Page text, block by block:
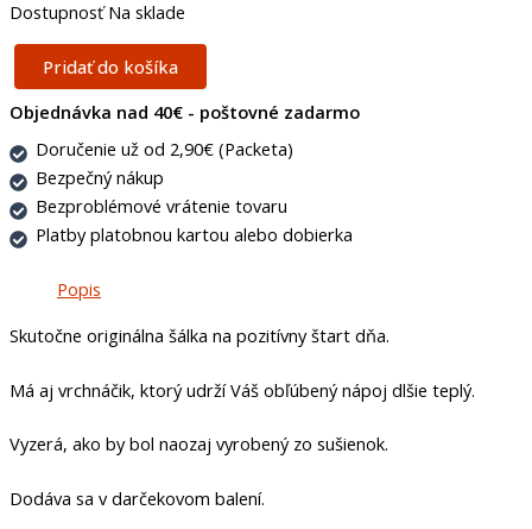
Dostupnosť Na sklade
Pridať do košíka
Objednávka nad 40€ - poštovné zadarmo
Doručenie už od 2,90€ (Packeta)
Bezpečný nákup
Bezproblémové vrátenie tovaru
Platby platobnou kartou alebo dobierka
Popis
Skutočne originálna šálka na pozitívny štart dňa.
Má aj vrchnáčik, ktorý udrží Váš obľúbený nápoj dlšie teplý.
Vyzerá, ako by bol naozaj vyrobený zo sušienok.
Dodáva sa v darčekovom balení.